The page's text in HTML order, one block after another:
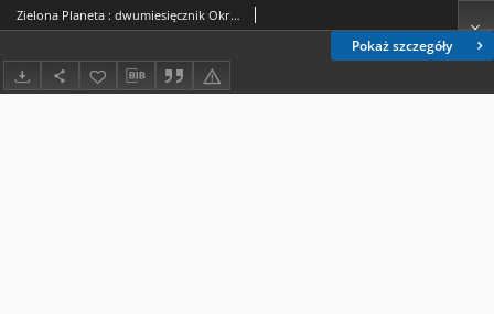
Pokaż szczegóły
Zielona Planeta : dwumiesięcznik Okręgu Dolnośląskiego PKE / Okręg Dolnośląski Polskiego Klubu Ekologicznego.2023, 6=171